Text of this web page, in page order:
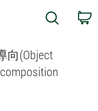
Search
向(Object